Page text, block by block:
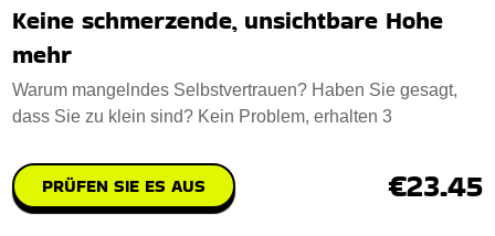
Keine schmerzende, unsichtbare Hohe
mehr
Warum mangelndes Selbstvertrauen? Haben Sie gesagt,
dass Sie zu klein sind? Kein Problem, erhalten 3
PRÜFEN SIE ES AUS €23.45